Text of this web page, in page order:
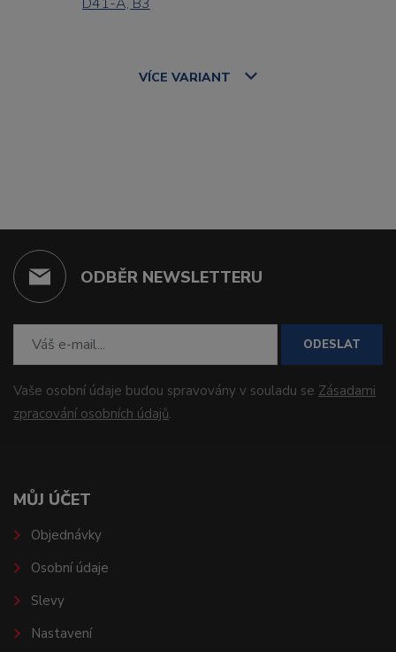
VÍCE VARIANT
ODBĚR NEWSLETTERU
ODESLAT
Vaše osobní údaje budou spravovány v souladu se Zásadami
zpracování osobních údajů.
MŮJ ÚČET
Objednávky
Osobní údaje
Slevy
Nastavení